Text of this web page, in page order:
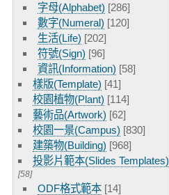
字母(Alphabet) [286]
數字(Numeral) [120]
生活(Life) [202]
符號(Sign) [96]
資訊(Information) [58]
樣版(Template) [41]
校園植物(Plant) [114]
藝術品(Artwork) [62]
校園一景(Campus) [830]
建築物(Building) [968]
投影片範本(Slides Templates)
[58]
ODF格式範本 [14]